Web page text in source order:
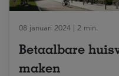
08 januari 2024 | 2 min.
Betaalbare
maken